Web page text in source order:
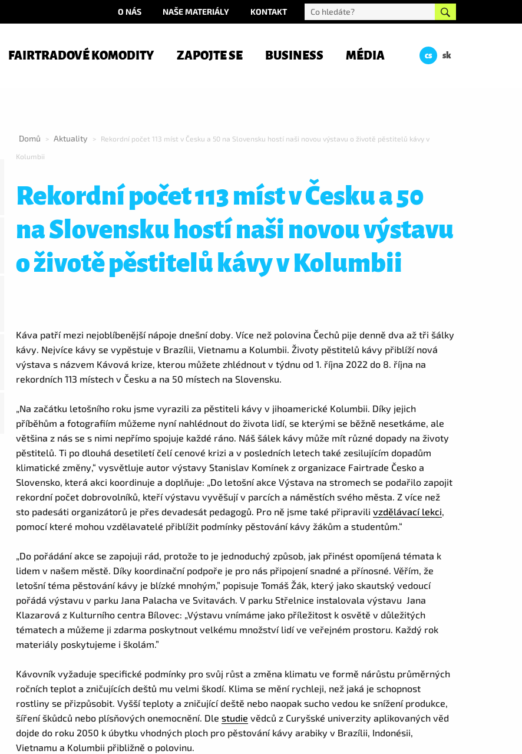
O NÁS NAŠE MATERIÁLY KONTAKT
FAIRTRADOVÉ KOMODITY ZAPOJTE SE BUSINESS MÉDIA cs sk
Domů > Aktuality > Rekordní počet 113 míst v Česku a 50 na Slovensku hostí naši novou výstavu o životě pěstitelů kávy v
Kolumbii
Rekordní počet 113 míst v Česku a 50
na Slovensku hostí naši novou výstavu
o životě pěstitelů kávy v Kolumbii
Káva patří mezi nejoblíbenější nápoje dnešní doby. Více než polovina Čechů pije denně dva až tři šálky
kávy. Nejvíce kávy se vypěstuje v Brazílii, Vietnamu a Kolumbii. Životy pěstitelů kávy přiblíží nová
výstava s názvem Kávová krize, kterou můžete zhlédnout v týdnu od 1. října 2022 do 8. října na
rekordních 113 místech v Česku a na 50 místech na Slovensku.
„Na začátku letošního roku jsme vyrazili za pěstiteli kávy v jihoamerické Kolumbii. Díky jejich
příběhům a fotografiím můžeme nyní nahlédnout do života lidí, se kterými se běžně nesetkáme, ale
většina z nás se s nimi nepřímo spojuje každé ráno. Náš šálek kávy může mít různé dopady na životy
pěstitelů. Ti po dlouhá desetiletí čelí cenové krizi a v posledních letech také zesilujícím dopadům
klimatické změny,“ vysvětluje autor výstavy Stanislav Komínek z organizace Fairtrade Česko a
Slovensko, která akci koordinuje a doplňuje: „Do letošní akce Výstava na stromech se podařilo zapojit
rekordní počet dobrovolníků, kteří výstavu vyvěšují v parcích a náměstích svého města. Z více než
sto padesáti organizátorů je přes devadesát pedagogů. Pro ně jsme také připravilivzdělávací lekci,
pomocí které mohou vzdělavatelé přiblížit podmínky pěstování kávy žákům a studentům.“
„Do pořádání akce se zapojuji rád, protože to je jednoduchý způsob, jak přinést opomíjená témata k
lidem v našem městě. Díky koordinační podpoře je pro nás připojení snadné a přínosné. Věřím, že
letošní téma pěstování kávy je blízké mnohým,” popisuje Tomáš Žák, který jako skautský vedoucí
pořádá výstavu v parku Jana Palacha ve Svitavách. V parku Střelnice instalovala výstavu Jana
Klazarová z Kulturního centra Bílovec: „Výstavu vnímáme jako příležitost k osvětě v důležitých
tématech a můžeme ji zdarma poskytnout velkému množství lidí ve veřejném prostoru. Každý rok
materiály poskytujeme i školám.”
Kávovník vyžaduje specifické podmínky pro svůj růst a změna klimatu ve formě nárůstu průměrných
ročních teplot a zničujících deštů mu velmi škodí. Klima se mění rychleji, než jaká je schopnost
rostliny se přizpůsobit. Vyšší teploty a zničující deště nebo naopak sucho vedou ke snížení produkce,
šíření škůdců nebo plísňových onemocnění. Dlestudie vědců z Curyšské univerzity aplikovaných věd
dojde do roku 2050 k úbytku vhodných ploch pro pěstování kávy arabiky v Brazílii, Indonésii,
Vietnamu a Kolumbii přibližně o polovinu.